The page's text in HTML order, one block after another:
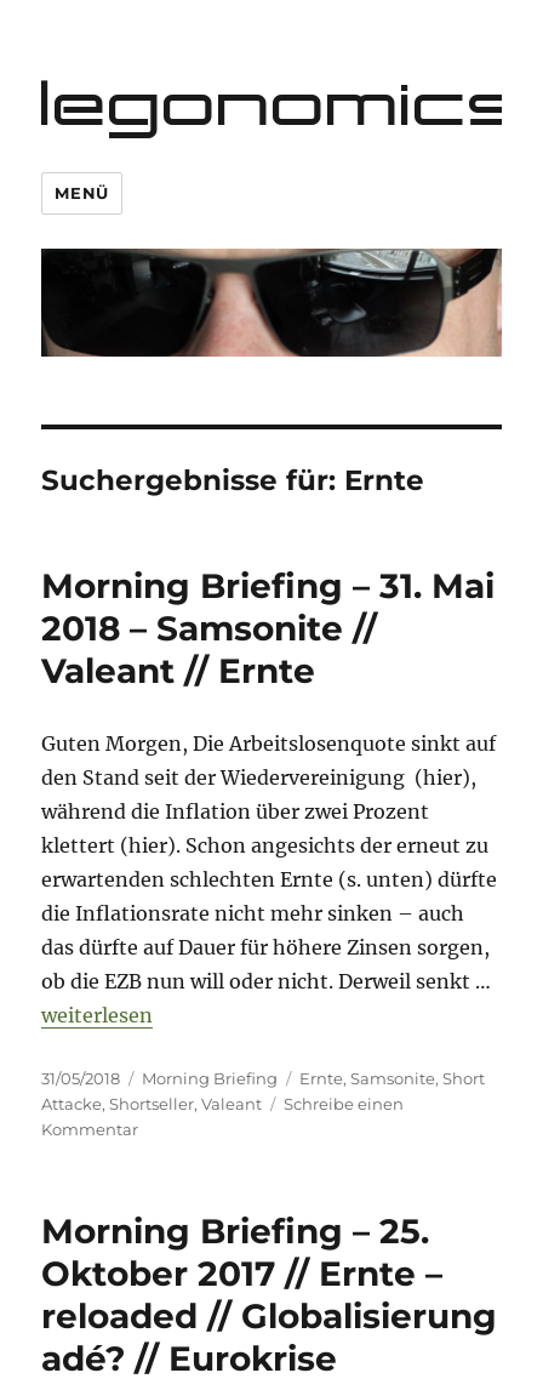
legonomics
MENÜ
Suchergebnisse für: Ernte
Morning Briefing – 31. Mai
2018 – Samsonite //
Valeant // Ernte
Guten Morgen, Die Arbeitslosenquote sinkt auf
den Stand seit der Wiedervereinigung (hier),
während die Inflation über zwei Prozent
klettert (hier). Schon angesichts der erneut zu
erwartenden schlechten Ernte (s. unten) dürfte
die Inflationsrate nicht mehr sinken – auch
das dürfte auf Dauer für höhere Zinsen sorgen,
ob die EZB nun will oder nicht. Derweil senkt …
„Morning Briefing – 31. Mai 2018 – Samsonite //
weiterlesen
Veröffentlicht
am
31/05/2018 Kategorien
Morning Briefing Schlagwörter
Ernte,Samsonite,Short
Attacke,Shortseller,Valeant
Schreibe einen
Kommentarzu
31.
2018
–
Samsonite
//
Morning Briefing – 25.
Oktober 2017 // Ernte –
reloaded // Globalisierung
adé? // Eurokrise